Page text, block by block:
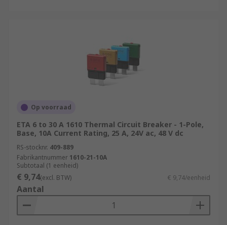
Op voorraad
ETA 6 to 30 A 1610 Thermal Circuit Breaker - 1-Pole,
Base, 10A Current Rating, 25 A, 24V ac, 48 V dc
RS-stocknr. 409-889
Fabrikantnummer 1610-21-10A
Subtotaal (1 eenheid)
€ 9,74(excl. BTW) € 9,74/eenheid
Aantal